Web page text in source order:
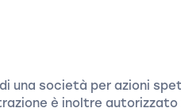
una società per azioni
è inoltre autorizzato